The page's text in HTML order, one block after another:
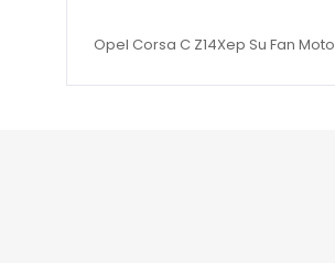
Opel Corsa C Z14Xep Su Fan